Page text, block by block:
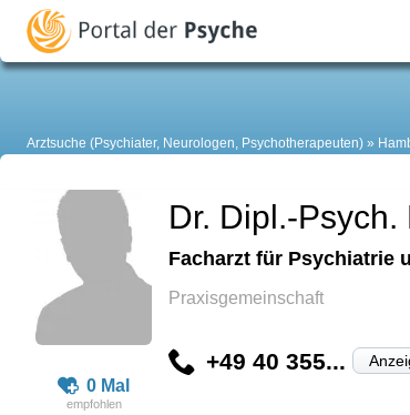
Arztsuche (Psychiater, Neurologen, Psychotherapeuten)
0 Mal
Dr. Dipl.-
Facharzt für Psychiatrie
Praxisgemeinschaft
+49 40 355...